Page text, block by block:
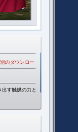
のダウンロー
出す触媒の力と